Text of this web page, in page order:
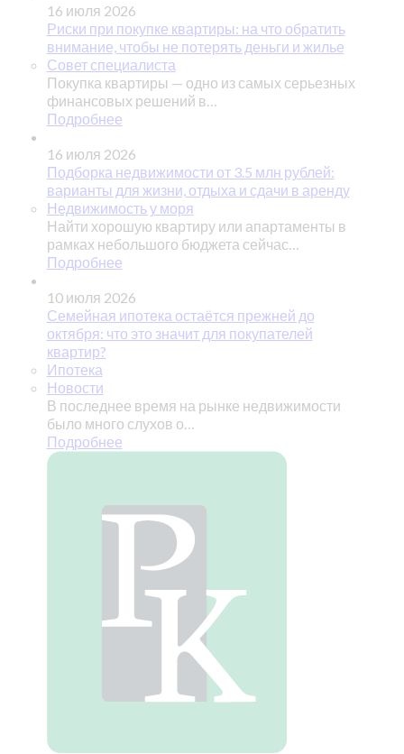
16 июля 2026
Риски при покупке квартиры: на что обратить
внимание, чтобы не потерять деньги и жилье
Совет специалиста
Покупка квартиры — одно из самых серьезных
финансовых решений в…
Подробнее
16 июля 2026
Подборка недвижимости от 3.5 млн рублей:
варианты для жизни, отдыха и сдачи в аренду
Недвижимость у моря
Найти хорошую квартиру или апартаменты в
рамках небольшого бюджета сейчас…
Подробнее
10 июля 2026
Семейная ипотека остаётся прежней до
октября: что это значит для покупателей
квартир?
Ипотека
Новости
В последнее время на рынке недвижимости
было много слухов о…
Подробнее